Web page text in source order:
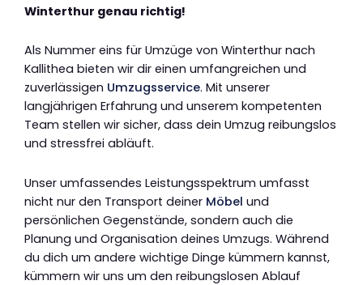
Winterthur genau richtig!
Als Nummer eins für Umzüge von Winterthur nach
Kallithea bieten wir dir einen umfangreichen und
zuverlässigen Umzugsservice. Mit unserer
langjährigen Erfahrung und unserem kompetenten
Team stellen wir sicher, dass dein Umzug reibungslos
und stressfrei abläuft.
Unser umfassendes Leistungsspektrum umfasst
nicht nur den Transport deiner Möbel und
persönlichen Gegenstände, sondern auch die
Planung und Organisation deines Umzugs. Während
du dich um andere wichtige Dinge kümmern kannst,
kümmern wir uns um den reibungslosen Ablauf